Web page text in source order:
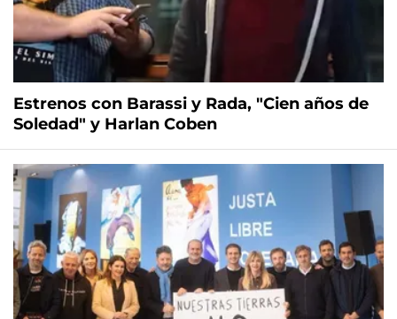
Estrenos con Barassi y Rada, "Cien años de
Soledad" y Harlan Coben